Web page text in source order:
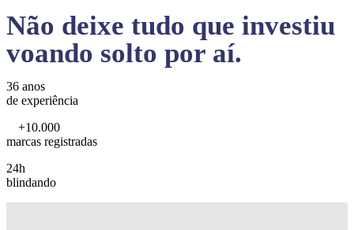
Não deixe tudo que investiu
voando solto por aí.
36 anos
de experiência
+10.000
marcas registradas
24h
blindando